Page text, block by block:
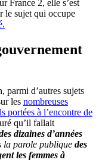
France 2, elle s’est
le sujet qui occupe
parmi d’autres sujets
les nombreuses
portées à l’encontre de
qu’il fallait
dizaines d’années
la parole publique des
les femmes à